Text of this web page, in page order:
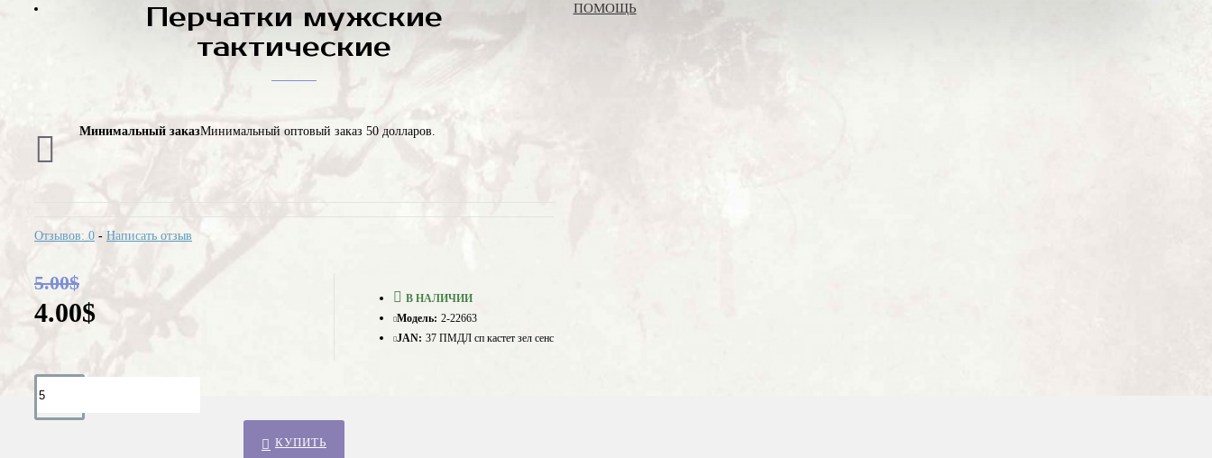
ПОМОЩЬ
Перчатки мужские
тактические
Минимальный заказМинимальный оптовый заказ 50 долларов.
Отзывов: 0 - Написать отзыв
5.00$
4.00$
В НАЛИЧИИ
Модель: 2-22663
JAN: 37 ПМДЛ сп кастет зел сенс
КУПИТЬ